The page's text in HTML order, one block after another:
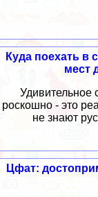
Куда поехать в
мест
Удивительное
роскошно - это
не знают
Цфат: